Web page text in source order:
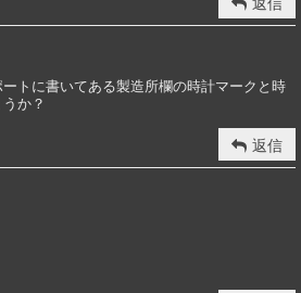
トに書いてある製造所欄の時計マークと時
か？
返信